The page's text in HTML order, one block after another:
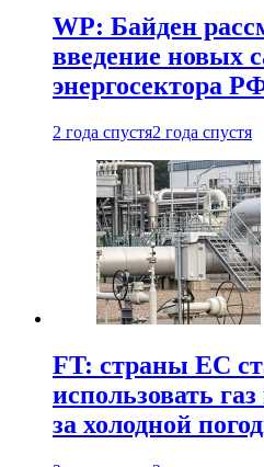
WP: Байден
введение новых
энергосектора
2 года спустя2 года спустя
FT: страны ЕС
использовать
за холодной